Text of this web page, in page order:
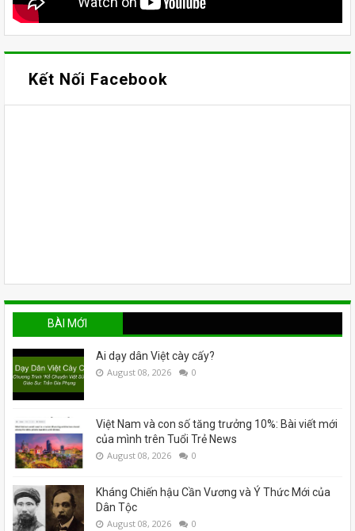
Kết Nối Facebook
BÀI MỚI
Ai dạy dân Việt cày cấy?
August 08, 2026 0
Việt Nam và con số tăng trưởng 10%: Bài viết mới
của mình trên Tuổi Trẻ News
August 08, 2026 0
Kháng Chiến hậu Cần Vương và Ý Thức Mới của
Dân Tộc
August 08, 2026 0